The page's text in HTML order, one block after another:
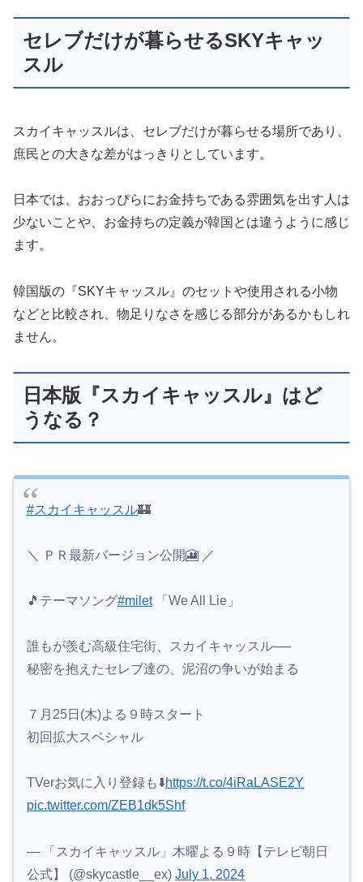
セレブだけが暮らせるSKYキャッ
スル
スカイキャッスルは、セレブだけが暮らせる場所であり、
庶民との大きな差がはっきりとしています。
日本では、おおっぴらにお金持ちである雰囲気を出す人は
少ないことや、お金持ちの定義が韓国とは違うように感じ
ます。
韓国版の『SKYキャッスル』のセットや使用される小物
などと比較され、物足りなさを感じる部分があるかもしれ
ません。
日本版『スカイキャッスル』はど
うなる？
#スカイキャッスル🏰
＼ ＰＲ最新バージョン公開🎦 ／
🎵テーマソング#milet「We All Lie」
誰もが羨む高級住宅街、スカイキャッスル──
秘密を抱えたセレブ達の、泥沼の争いが始まる
７月25日(木)よる９時スタート
初回拡大スペシャル
TVerお気に入り登録も⬇️https://t.co/4iRaLASE2Y
pic.twitter.com/ZEB1dk5Shf
— 「スカイキャッスル」木曜よる９時【テレビ朝日
公式】 (@skycastle__ex) July 1, 2024